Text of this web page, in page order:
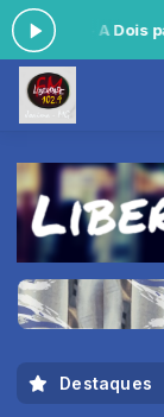
Blitz - A Dois
Destaques